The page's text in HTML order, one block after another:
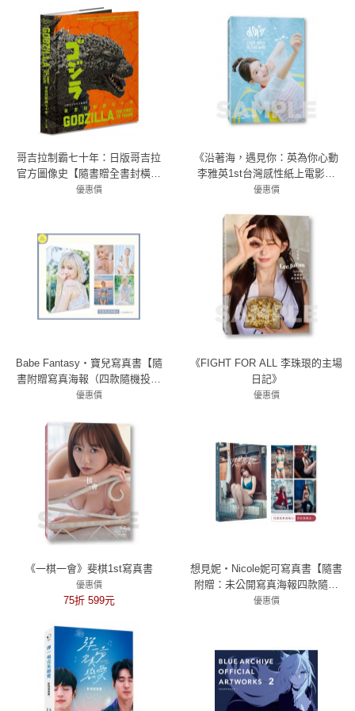
哥吉拉制霸七十年：日版哥吉拉
官方圖像史【隨書贈全書封橫幅
海報】
優惠價
《沿著海，遇見你：英為你心動
李雅英1st台灣感性紙上電影系
列》
優惠價
Babe Fantasy‧寶兒寫真書【隨
書附贈寫真海報（四款隨機投入
一款）】
優惠價
《FIGHT FOR ALL 李珠珢的主場
日記》
優惠價
《一棋一會》斐棋1st寫真書
優惠價
75折 599元
想見妮‧Nicole妮可寫真書【隨書
附贈：未公開寫真海報四款隨機
一款】
優惠價